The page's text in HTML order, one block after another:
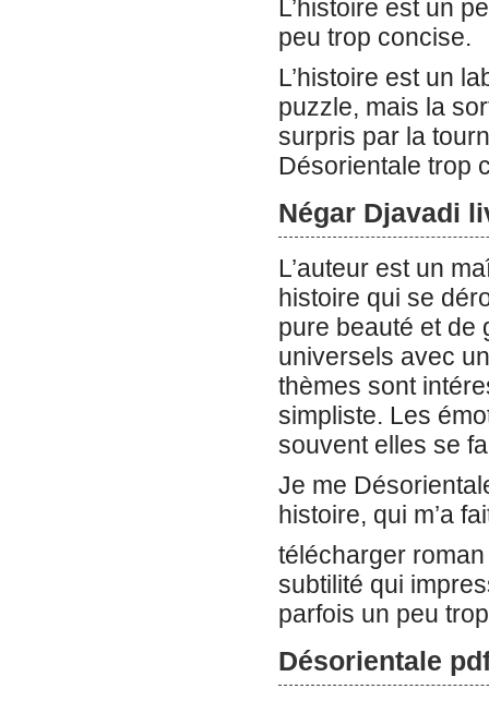
L’histoire est un
peu trop concise.
L’histoire est un
puzzle, mais la
surpris par la
Désorientale trop
Négar Djavadi
L’auteur est un
histoire qui se
pure beauté et de
universels avec
thèmes sont
simpliste. Les
souvent elles se
Je me
histoire, qui m’a
télécharger
subtilité qui
parfois un peu
Désorientale